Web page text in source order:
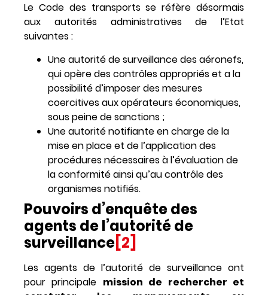
Le Code des transports se réfère désormais
aux autorités administratives de l’Etat
suivantes :
Une autorité de surveillance des aéronefs,
qui opère des contrôles appropriés et a la
possibilité d’imposer des mesures
coercitives aux opérateurs économiques,
sous peine de sanctions ;
Une autorité notifiante en charge de la
mise en place et de l’application des
procédures nécessaires à l’évaluation de
la conformité ainsi qu’au contrôle des
organismes notifiés.
Pouvoirs d’enquête des
agents de l’autorité de
surveillance[2]
Les agents de l’autorité de surveillance ont
pour principale mission de rechercher et